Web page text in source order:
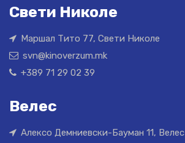
Свети Николе
Маршал Тито 77, Свети Николе
svn@kinoverzum.mk
+389 71 29 02 39
Велес
Алексо Демниевски-Бауман 11, Велес